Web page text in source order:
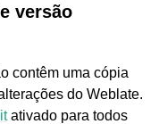
versão
contêm uma cópia
do Weblate.
ativado para todos